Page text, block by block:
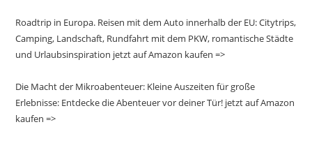
Roadtrip in Europa. Reisen mit dem Auto innerhalb der EU: Citytrips,
Camping, Landschaft, Rundfahrt mit dem PKW, romantische Städte
und Urlaubsinspiration jetzt auf Amazon kaufen =>
Die Macht der Mikroabenteuer: Kleine Auszeiten für große
Erlebnisse: Entdecke die Abenteuer vor deiner Tür! jetzt auf Amazon
kaufen =>